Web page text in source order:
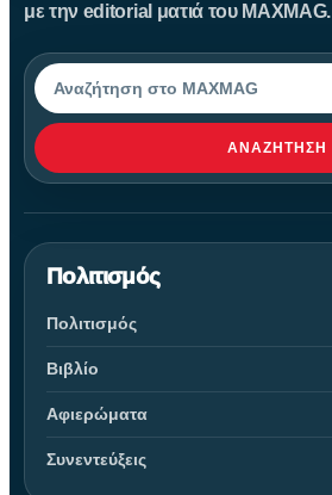
με την editorial ματιά του MAXMAG.
Αναζήτηση
ΑΝΑΖΉΤΗΣΗ
Πολιτισμός
Πολιτισμός
Βιβλίο
Αφιερώματα
Συνεντεύξεις